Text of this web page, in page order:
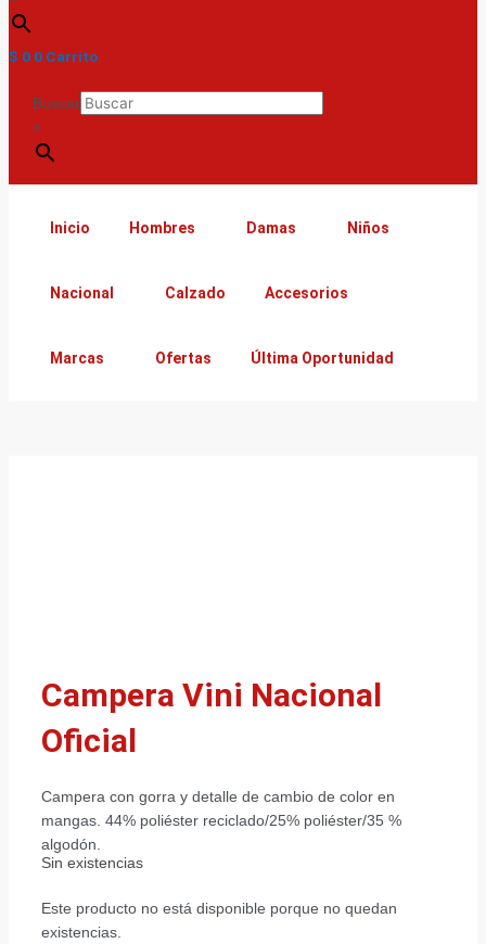
$ 0 0 Carrito
Buscar
×
Inicio Hombres Damas Niños
Nacional Calzado Accesorios
Marcas Ofertas Última Oportunidad
Campera Vini Nacional
Oficial
Campera con gorra y detalle de cambio de color en
mangas. 44% poliéster reciclado/25% poliéster/35 %
algodón.
Sin existencias
Este producto no está disponible porque no quedan
existencias.